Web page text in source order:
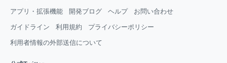
アプリ・拡張機能 開発ブログ ヘルプ お問い合わせ
ガイドライン 利用規約 プライバシーポリシー
利用者情報の外部送信について